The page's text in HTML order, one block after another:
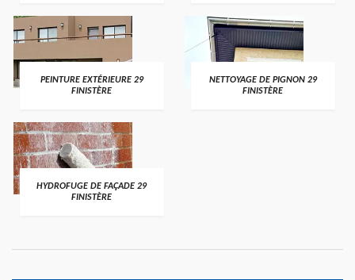
PEINTURE EXTÉRIEURE 29
FINISTÈRE
NETTOYAGE DE PIGNON 29
FINISTÈRE
HYDROFUGE DE FAÇADE 29
FINISTÈRE